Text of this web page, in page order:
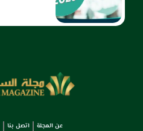
عن المجلة اتصل بنا